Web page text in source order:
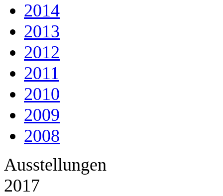
2014
2013
2012
2011
2010
2009
2008
Ausstellungen
2017